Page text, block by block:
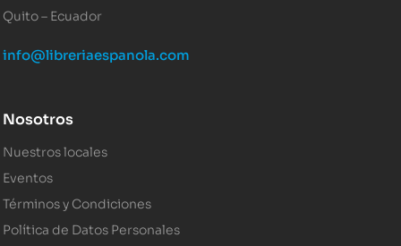
Quito – Ecuador
info@libreriaespanola.com
Nosotros
Nuestros locales
Eventos
Términos y Condiciones
Política de Datos Personales